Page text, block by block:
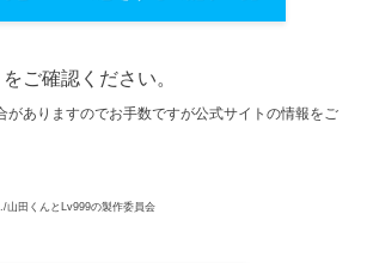
ご確認ください。
ありますのでお手数ですが公式サイトの情報をご
田くんとLv999の製作委員会